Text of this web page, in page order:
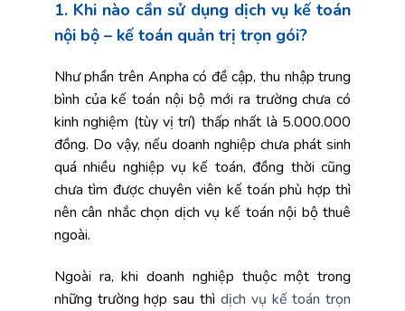
1. Khi nào cần sử dụng dịch vụ kế toán
nội bộ – kế toán quản trị trọn gói?
Như phần trên Anpha có đề cập, thu nhập trung
bình của kế toán nội bộ mới ra trường chưa có
kinh nghiệm (tùy vị trí) thấp nhất là 5.000.000
đồng. Do vậy, nếu doanh nghiệp chưa phát sinh
quá nhiều nghiệp vụ kế toán, đồng thời cũng
chưa tìm được chuyên viên kế toán phù hợp thì
nên cân nhắc chọn dịch vụ kế toán nội bộ thuê
ngoài.
Ngoài ra, khi doanh nghiệp thuộc một trong
những trường hợp sau thì dịch vụ kế toán trọn